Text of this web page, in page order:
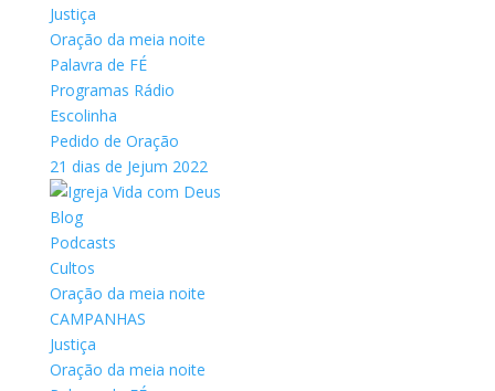
Justiça
Oração da meia noite
Palavra de FÉ
Programas Rádio
Escolinha
Pedido de Oração
21 dias de Jejum 2022
Blog
Podcasts
Cultos
Oração da meia noite
CAMPANHAS
Justiça
Oração da meia noite